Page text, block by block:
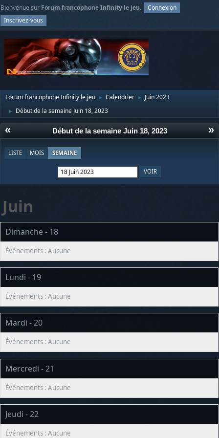
Bienvenue sur Forum francophone Infinity le jeu.
Connexion
Inscrivez-vous
Forum francophone Infinity le jeu ► Calendrier ► Juin 2023
► Début de la semaine Juin 18, 2023
« »
Début de la semaine Juin 18, 2023
LISTE MOIS SEMAINE
Juin
Dimanche - 18
Lundi - 19
Mardi - 20
Mercredi - 21
Jeudi - 22